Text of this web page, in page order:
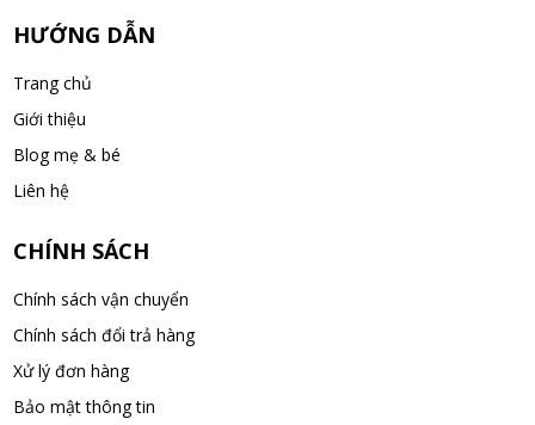
não Noguchi Ekisu 200 Viên
09/08/2026
Võ Huỳnh Lanh đã mua sản phẩm Viên uống tiền đình bổ não
09/08/2026
Thạch Quốc Lâm đã mua sản phẩm Sữa Meiji số 0 Hohoemi
Milk (0-1 tuổi), hàng nội địa Nhật (hộp thiếc 800g)
09/08/2026
HƯỚNG DẪN
Trang chủ
Giới thiệu
Blog mẹ & bé
Liên hệ
CHÍNH SÁCH
Chính sách vận chuyển
Chính sách đổi trả hàng
Xử lý đơn hàng
Bảo mật thông tin